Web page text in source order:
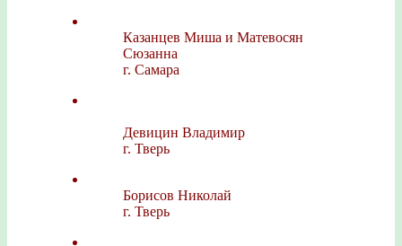
Казанцев Миша и Матевосян
Сюзанна
г. Самара
Девицин Владимир
г. Тверь
Борисов Николай
г. Тверь